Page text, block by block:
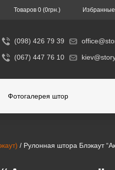
Toвapoв 0 (0гpн.)
(098) 426 79 39
(067) 447 76 10
Фотогалерея штор
/ Рулонная штора Блэкаут